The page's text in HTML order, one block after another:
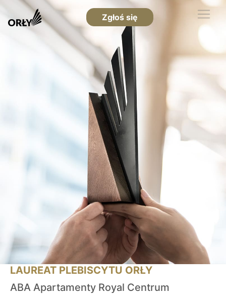
Zgłoś się
LAUREAT PLEBISCYTU ORŁY
ABA Apartamenty Royal Centrum